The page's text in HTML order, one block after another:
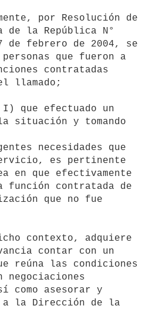
por Resolución de
de la República N°
de febrero de 2004, se
que fueron a
contratadas
llamado;
I) que efectuado un
situación y tomando
necesidades que
es pertinente
en que efectivamente
función contratada de
que no fue
contexto, adquiere
contar con un
reúna las condiciones
negociaciones
como asesorar y
a la Dirección de la